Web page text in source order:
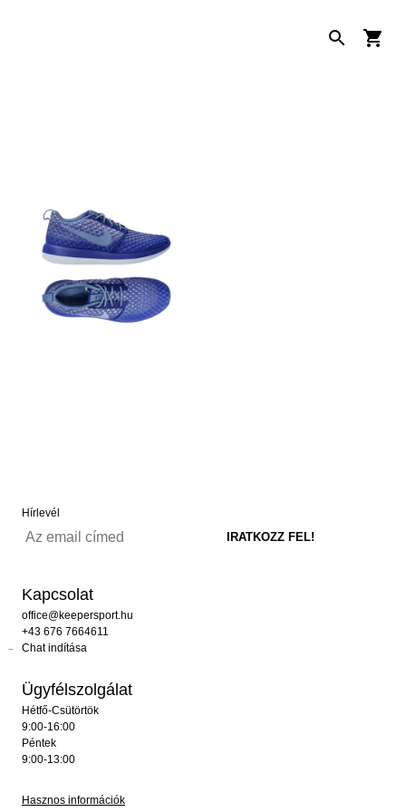
Hírlevél
Kapcsolat
office@keepersport.hu
+43 676 7664611
Chat indítása
Ügyfélszolgálat
Hétfő-Csütörtök
9:00-16:00
Péntek
9:00-13:00
Hasznos információk